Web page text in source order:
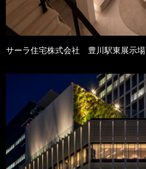
サーラ住宅株式会社 豊川駅東展示場